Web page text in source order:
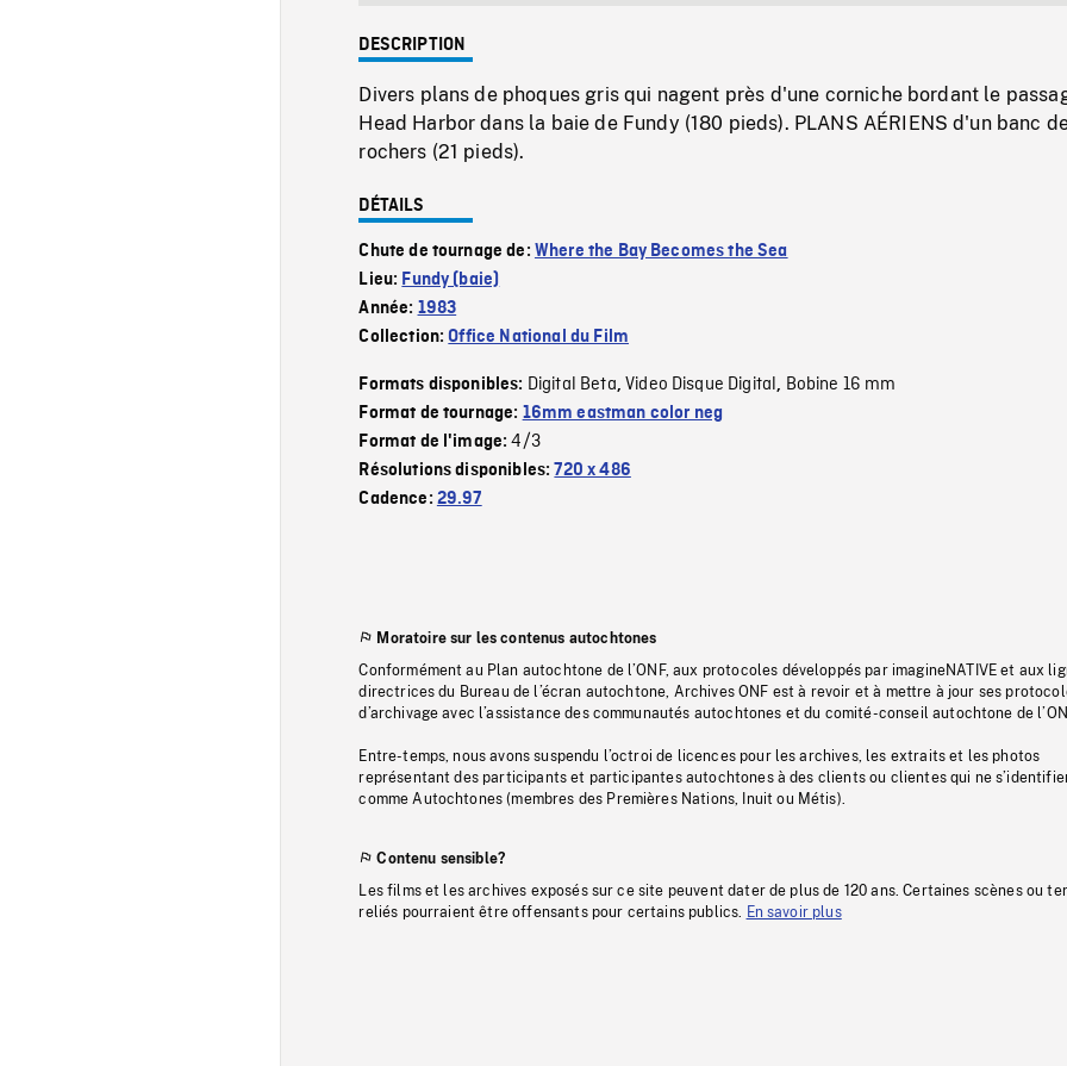
DESCRIPTION
Divers plans de phoques gris qui nagent près d'une corniche bordant le
Head Harbor dans la baie de Fundy (180 pieds). PLANS AÉRIENS d'un banc
rochers (21 pieds).
DÉTAILS
Chute de tournage de: Where the Bay Becomes the Sea
Lieu: Fundy (baie)
Année: 1983
Collection:Office National du Film
Formats disponibles: Digital Beta,Video Disque Digital, Bobine 16 mm
Format de tournage: 16mm eastman color neg
Format de l'image:4/3
Résolutions disponibles:720 x 486
Cadence: 29.97
Moratoire sur les contenus autochtones
Conformément au Plan autochtone de l’ONF, aux protocoles développés par imagineNATIVE et aux
directrices du Bureau de l’écran autochtone, Archives ONF est à revoir et à mettre à jour ses
d’archivage avec l’assistance des communautés autochtones et du comité-conseil autochtone de
Entre-temps, nous avons suspendu l’octroi de licences pour les archives, les extraits et les photos
représentant des participants et participantes autochtones à des clients ou clientes qui ne
comme Autochtones (membres des Premières Nations, Inuit ou Métis).
Contenu sensible?
Les films et les archives exposés sur ce site peuvent dater de plus de 120 ans. Certaines scènes ou
reliés pourraient être offensants pour certains publics.
En savoir plus